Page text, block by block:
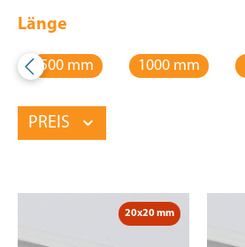
Länge
500 mm 1000 mm
PREIS
20x20 mm